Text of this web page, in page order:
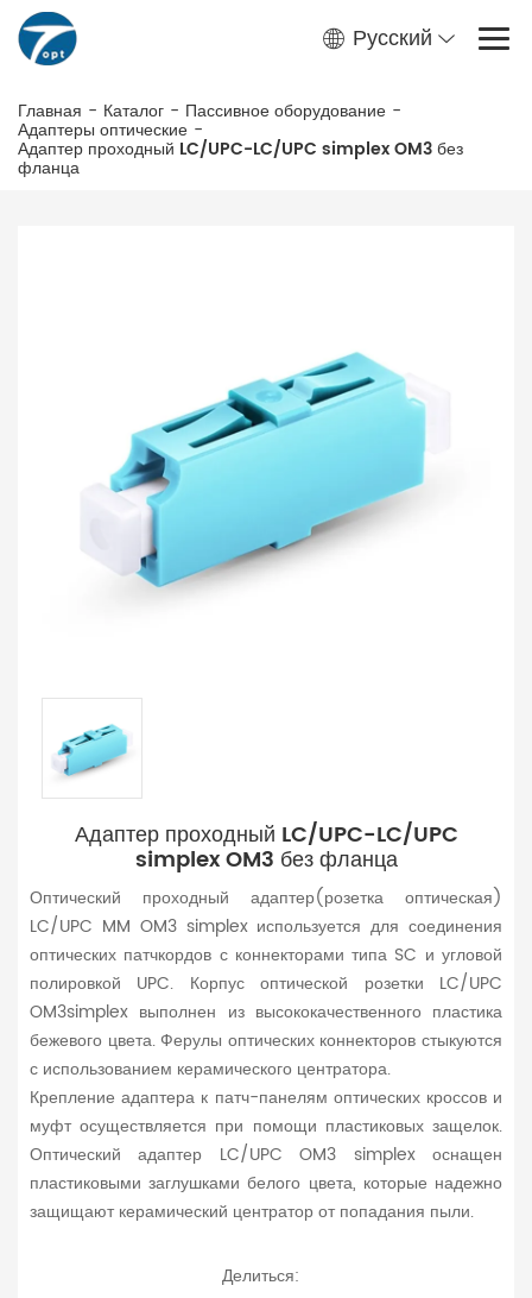
Русский
Главная - Каталог - Пассивное оборудование -
Адаптеры оптические -
Адаптер проходный LC/UPC-LC/UPC simplex OM3 без
фланца
Адаптер проходный LC/UPC-LC/UPC
simplex OM3 без фланца
Оптический проходный адаптер(розетка оптическая)
LC/UPC MM OM3 simplex используется для соединения
оптических патчкордов с коннекторами типа SC и угловой
полировкой UPC. Корпус оптической розетки LC/UPC
OM3simplex выполнен из высококачественного пластика
бежевого цвета. Ферулы оптических коннекторов стыкуются
с использованием керамического центратора.
Крепление адаптера к патч-панелям оптических кроссов и
муфт осуществляется при помощи пластиковых защелок.
Оптический адаптер LC/UPC OM3 simplex оснащен
пластиковыми заглушками белого цвета, которые надежно
защищают керамический центратор от попадания пыли.
Делиться: